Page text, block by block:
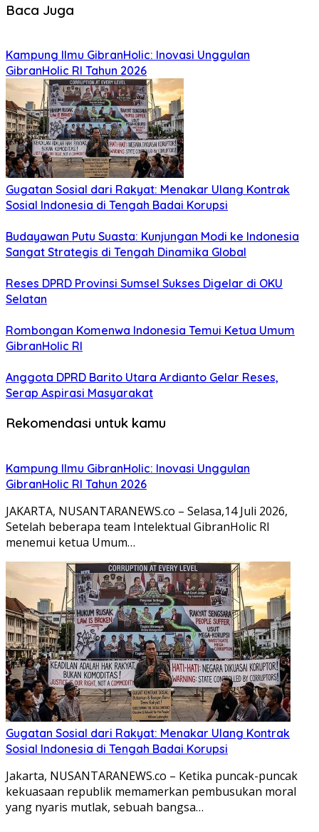
Baca Juga
Kampung Ilmu GibranHolic: Inovasi Unggulan
GibranHolic RI Tahun 2026
Gugatan Sosial dari Rakyat: Menakar Ulang Kontrak
Sosial Indonesia di Tengah Badai Korupsi
Budayawan Putu Suasta: Kunjungan Modi ke Indonesia
Sangat Strategis di Tengah Dinamika Global
Reses DPRD Provinsi Sumsel Sukses Digelar di OKU
Selatan
Rombongan Komenwa Indonesia Temui Ketua Umum
GibranHolic RI
Anggota DPRD Barito Utara Ardianto Gelar Reses,
Serap Aspirasi Masyarakat
Rekomendasi untuk kamu
Kampung Ilmu GibranHolic: Inovasi Unggulan
GibranHolic RI Tahun 2026
JAKARTA, NUSANTARANEWS.co – Selasa,14 Juli 2026,
Setelah beberapa team Intelektual GibranHolic RI
menemui ketua Umum…
Gugatan Sosial dari Rakyat: Menakar Ulang Kontrak
Sosial Indonesia di Tengah Badai Korupsi
Jakarta, NUSANTARANEWS.co – Ketika puncak-puncak
kekuasaan republik memamerkan pembusukan moral
yang nyaris mutlak, sebuah bangsa…